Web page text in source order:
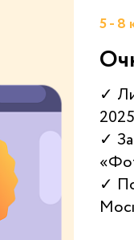
5 - 8
✓
✓
✓